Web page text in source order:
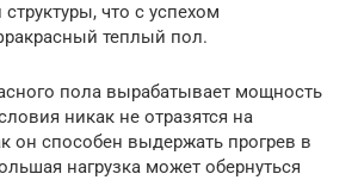
что с успехом
теплый пол.
пола вырабатывает мощность
никак не отразятся на
он способен выдержать прогрев в
нагрузка может обернуться